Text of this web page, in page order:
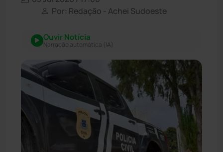
Por: Redação - Achei Sudoeste
Ouvir Notícia
Narração automática (IA)